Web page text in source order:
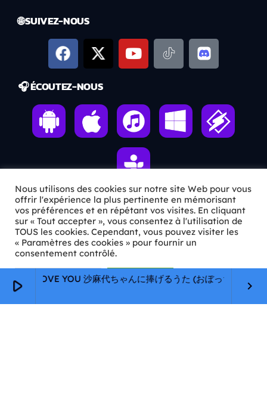
play_arrow
けI LOVE YOU 沙麻代ちゃんに捧げるうた (おぼっちゃまくん)
keyboard_arrow_right
🌐 SUIVEZ-NOUS
🎧 ÉCOUTEZ-NOUS
ℹ️ INFOS PRATIQUES
✉️Contact
🦊Qui sommes-nous ?
📄
Nous utilisons des cookies sur notre site Web pour vous
offrir l'expérience la plus pertinente en mémorisant
vos préférences et en répétant vos visites. En cliquant
sur « Tout accepter », vous consentez à l'utilisation de
TOUS les cookies. Cependant, vous pouvez visiter les
« Paramètres des cookies » pour fournir un
consentement contrôlé.
Paramètres Cookie Tout accepter